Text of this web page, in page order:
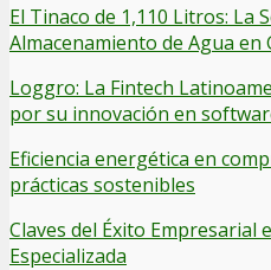
El Tinaco de 1,110 Litros: La
Almacenamiento de Agua en
Loggro: La Fintech
por su innovación en
Eficiencia energética en
prácticas sostenibles
Claves del Éxito Empresarial
Especializada